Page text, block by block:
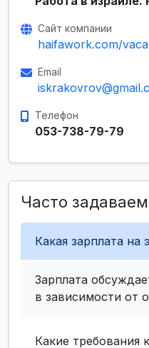
Сайт компании
haifawork.com/
Email
Телефон
053-738-79-79
Часто
Какая зарплата на
Зарплата
в зависимости от
Какие требования